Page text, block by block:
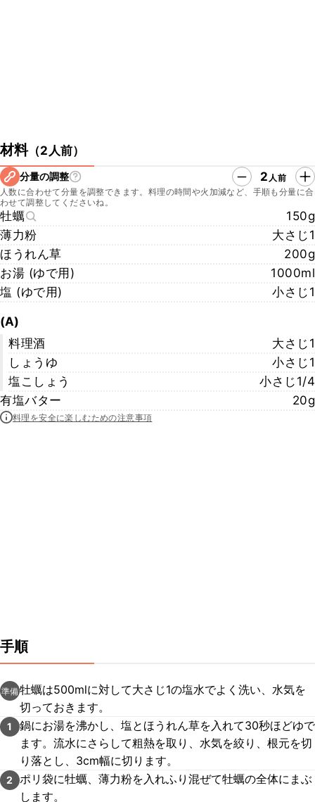
材料（2人前）
分量の調整 2 人前
人数に合わせて分量を調整できます。料理の時間や火加減など、手順も分量に合
わせて調整してくださいね。
牡蠣
150g
薄力粉
大さじ1
ほうれん草
200g
お湯 (ゆで用)
1000ml
塩 (ゆで用)
小さじ1
(A)
料理酒
大さじ1
しょうゆ
小さじ1
塩こしょう
小さじ1/4
有塩バター
20g
料理を安全に楽しむための注意事項
手順
準備牡蠣は500mlに対して大さじ1の塩水でよく洗い、水気を
切っておきます。
1
鍋にお湯を沸かし、塩とほうれん草を入れて30秒ほどゆで
ます。流水にさらして粗熱を取り、水気を絞り、根元を切
り落とし、3cm幅に切ります。
2
ポリ袋に牡蠣、薄力粉を入れふり混ぜて牡蠣の全体にまぶ
します。